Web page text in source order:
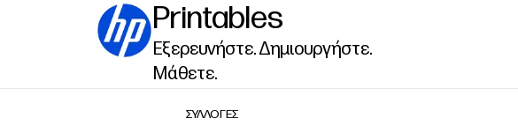
Printables
Εξερευνήστε. Δημιουργήστε.
Μάθετε.
ΣΥΛΛΟΓΕΣ